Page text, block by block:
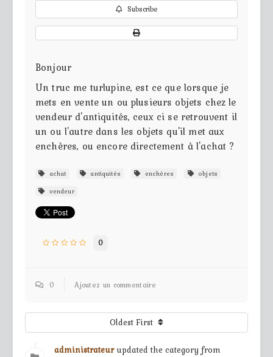
Subscribe
Bonjour
Un truc me turlupine, est ce que lorsque je
mets en vente un ou plusieurs objets chez le
vendeur d'antiquités, ceux ci se retrouvent il
un ou l'autre dans les objets qu'il met aux
enchères, ou encore directement à l'achat ?
achat antiquités enchères
objets
vendeur
0
0 Ajoutez un commentaire
Oldest First
administrateur updated the category from